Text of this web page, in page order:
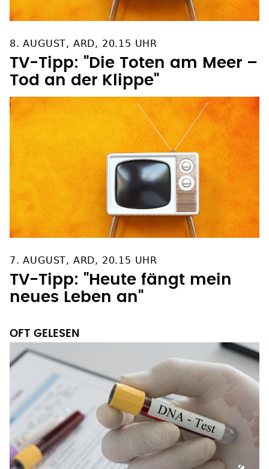
8. AUGUST, ARD, 20.15 UHR
TV-Tipp: "Die Toten am Meer –
Tod an der Klippe"
7. AUGUST, ARD, 20.15 UHR
TV-Tipp: "Heute fängt mein
neues Leben an"
OFT GELESEN